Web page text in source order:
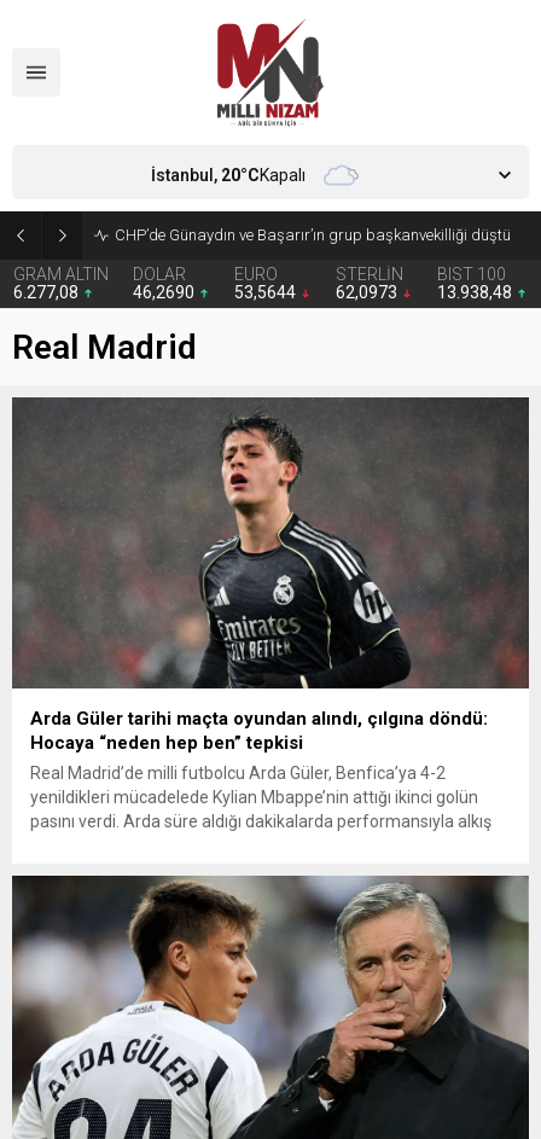
CHP’de Günaydın ve Başarır’ın grup başkanvekilliği düştü
GRAM ALTIN
6.277,08
DOLAR
46,2690
EURO
53,5644
STERLİN
62,0973
BIST 100
13.938,48
İstanbul, 20°CKapalı
Real Madrid
Arda Güler tarihi maçta oyundan alındı, çılgına döndü:
Hocaya “neden hep ben” tepkisi
Real Madrid’de milli futbolcu Arda Güler, Benfica’ya 4-2
yenildikleri mücadelede Kylian Mbappe’nin attığı ikinci golün
pasını verdi. Arda süre aldığı dakikalarda performansıyla alkış
Madrid ise ilk 8 dışında kaldı. Arda Güler isyan etti...